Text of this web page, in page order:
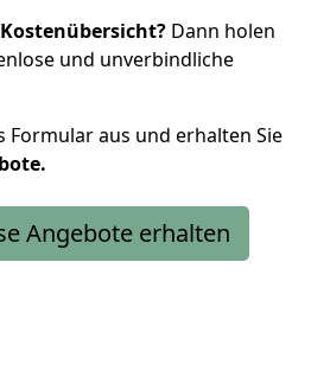
Kostenübersicht? Dann holen
und unverbindliche
Formular aus und erhalten Sie
Angebote erhalten